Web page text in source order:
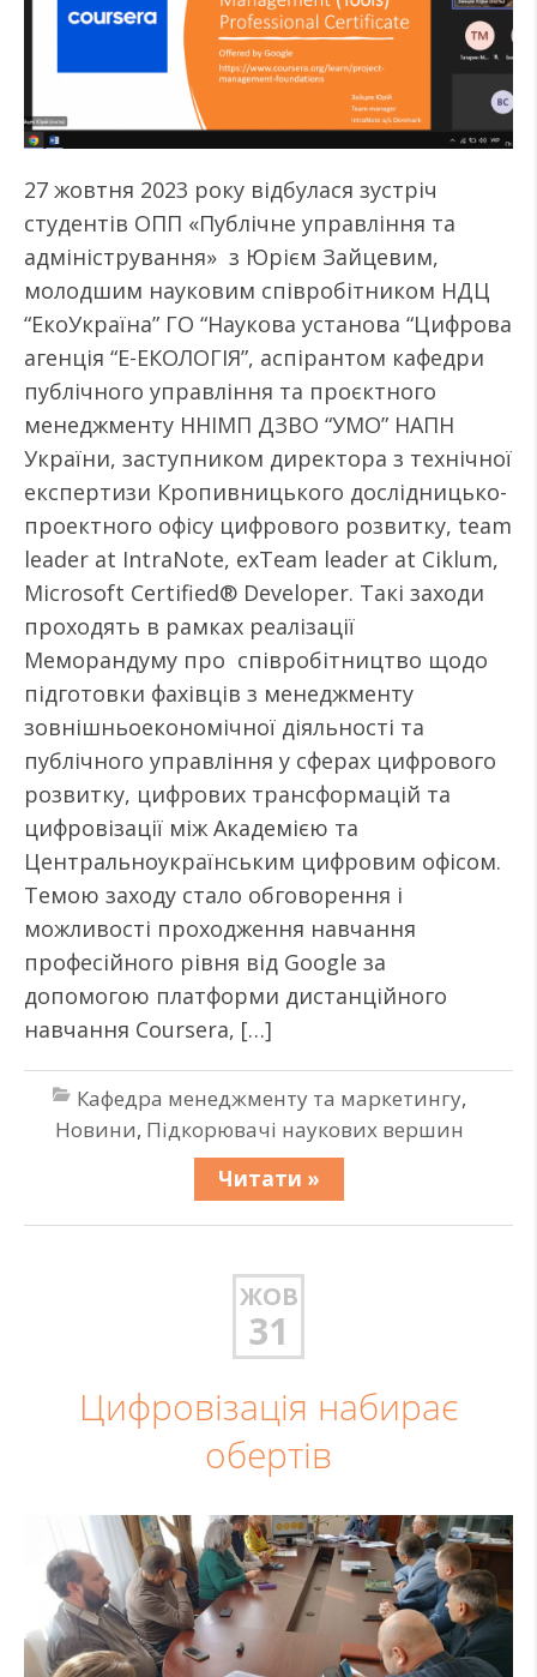
27 жовтня 2023 року відбулася зустріч
студентів ОПП «Публічне управління та
адміністрування» з Юрієм Зайцевим,
молодшим науковим співробітником НДЦ
“ЕкоУкраїна” ГО “Наукова установа “Цифрова
агенція “Е-ЕКОЛОГІЯ”, аспірантом кафедри
публічного управління та проєктного
менеджменту ННІМП ДЗВО “УМО” НАПН
України, заступником директора з технічної
експертизи Кропивницького дослідницько-
проектного офісу цифрового розвитку, team
leader at IntraNote, exTeam leader at Ciklum,
Microsoft Certified® Developer. Такі заходи
проходять в рамках реалізації
Меморандуму про співробітництво щодо
підготовки фахівців з менеджменту
зовнішньоекономічної діяльності та
публічного управління у сферах цифрового
розвитку, цифрових трансформацій та
цифровізації між Академією та
Центральноукраїнським цифровим офісом.
Темою заходу стало обговорення і
можливості проходження навчання
професійного рівня від Google за
допомогою платформи дистанційного
навчання Coursera, […]
Кафедра менеджменту та маркетингу,
Новини, Підкорювачі наукових вершин
Читати »
ЖОВ
31
Цифровізація набирає
обертів